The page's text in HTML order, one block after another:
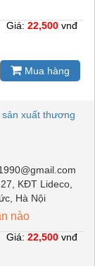
Giá: 22,500 vnđ
Mua hàng
xuất thương
KĐT Lideco,
Hà Nội
nào
Giá: 22,500 vnđ